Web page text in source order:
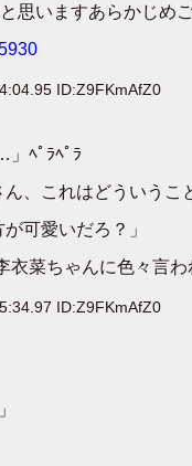
思いますあらかじめ
ID:Z9FKmAfZ0
ﾍﾟﾗﾍﾟﾗ
れはどういうこと
可愛いだろ？」
菜ちゃんに色々言わ
ID:Z9FKmAfZ0